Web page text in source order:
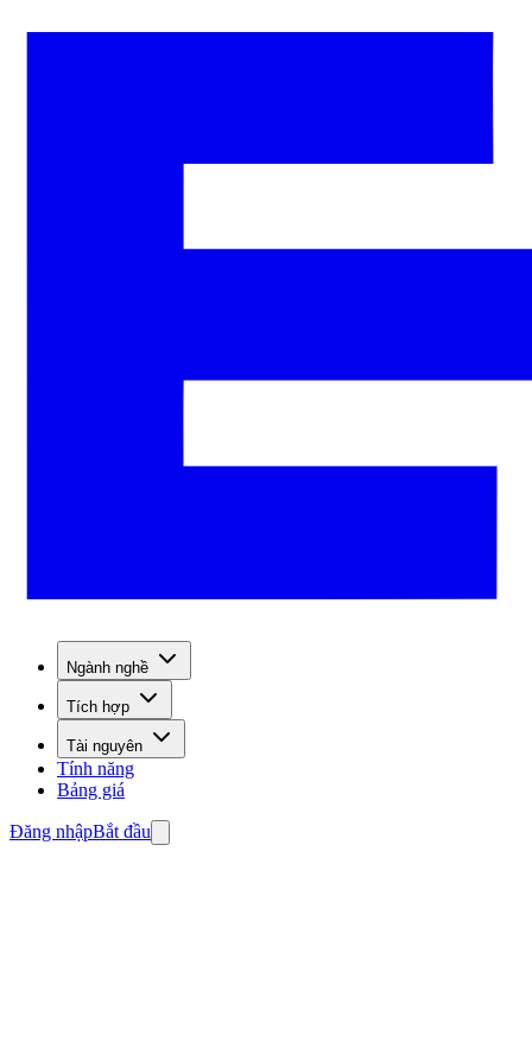
Ngành nghề
Tích hợp
Tài nguyên
Tính năng
Bảng giá
Đăng nhậpBắt đầu